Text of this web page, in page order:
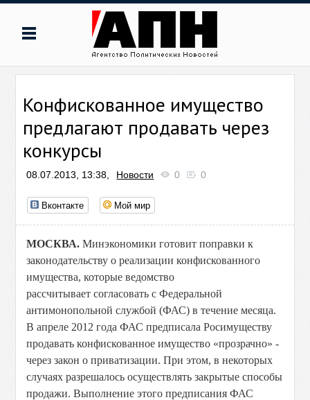
Конфискованное имущество
предлагают продавать через
конкурсы
08.07.2013, 13:38, Новости 0 0
Вконтакте Мой мир
МОСКВА. Минэкономики готовит поправки к
законодательству о реализации конфискованного
имущества, которые ведомство
рассчитывает согласовать с Федеральной
антимонопольной службой (ФАС) в течение месяца.
В апреле 2012 года ФАС предписала Росимуществу
продавать конфискованное имущество «прозрачно» -
через закон о приватизации. При этом, в некоторых
случаях разрешалось осуществлять закрытые способы
продажи. Выполнение этого предписания ФАС